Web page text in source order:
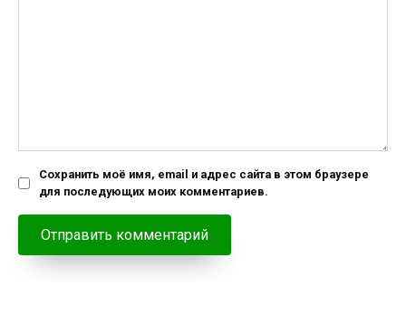
Сохранить моё имя, email и адрес сайта в этом браузере
для последующих моих комментариев.